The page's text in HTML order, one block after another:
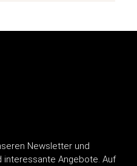
Newsletter und
interessante Angebote. Auf